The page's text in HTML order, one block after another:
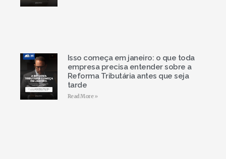
Isso começa em janeiro: o que toda
empresa precisa entender sobre a
Reforma Tributária antes que seja
tarde
Read More »